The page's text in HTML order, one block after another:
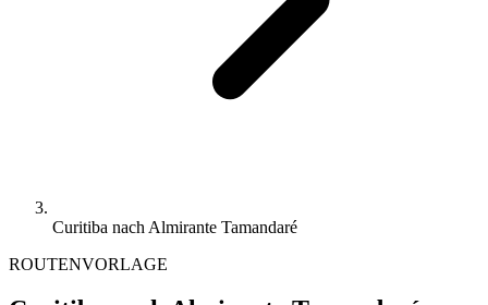
Curitiba nach Almirante Tamandaré
ROUTENVORLAGE